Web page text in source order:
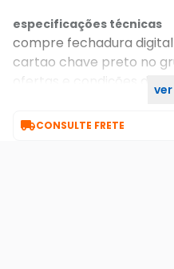
especificações técnicas
compre fechadura digital
cartao chave preto no
ofertas e condições de
CONSULTE FRETE